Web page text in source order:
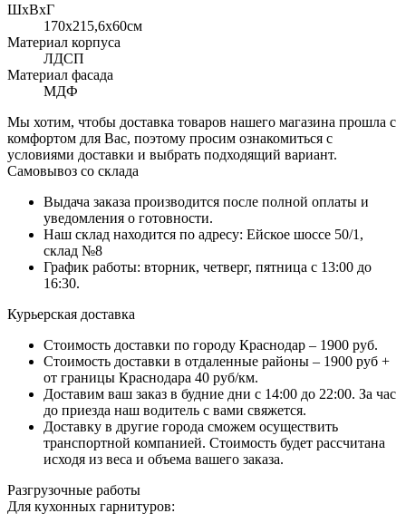
ШхВхГ
170x215,6х60см
Материал корпуса
ЛДСП
Материал фасада
МДФ
Мы хотим, чтобы доставка товаров нашего магазина прошла с
комфортом для Вас, поэтому просим ознакомиться с
условиями доставки и выбрать подходящий вариант.
Самовывоз со склада
Выдача заказа производится после полной оплаты и
уведомления о готовности.
Наш склад находится по адресу: Ейское шоссе 50/1,
склад №8
График работы: вторник, четверг, пятница с 13:00 до
16:30.
Курьерская доставка
Стоимость доставки по городу Краснодар – 1900 руб.
Стоимость доставки в отдаленные районы – 1900 руб +
от границы Краснодара 40 руб/км.
Доставим ваш заказ в будние дни с 14:00 до 22:00. За час
до приезда наш водитель с вами свяжется.
Доставку в другие города сможем осуществить
транспортной компанией. Стоимость будет рассчитана
исходя из веса и объема вашего заказа.
Разгрузочные работы
Для кухонных гарнитуров: